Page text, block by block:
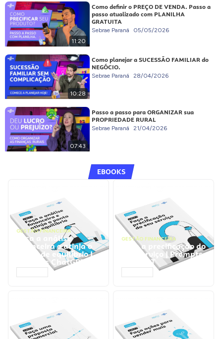
11:20
Como definir o PREÇO DE VENDA. Passo a
passo atualizado com PLANILHA
GRATUITA
Sebrae Paraná 05/05/2026
10:28
Como planejar a SUCESSÃO FAMILIAR do
NEGÓCIO.
Sebrae Paraná 28/04/2026
07:43
Passo a passo para ORGANIZAR sua
PROPRIEDADE RURAL
Sebrae Paraná 21/04/2026
EBOOKS
GESTÃO FINANCEIRA
Faça a análise
financeira e atinja o
ponto de equilíbrio |
Prompts ChatGPT
GESTÃO FINANCEIRA
Faça a precificação do
seu serviço | Prompts
ChatGPT